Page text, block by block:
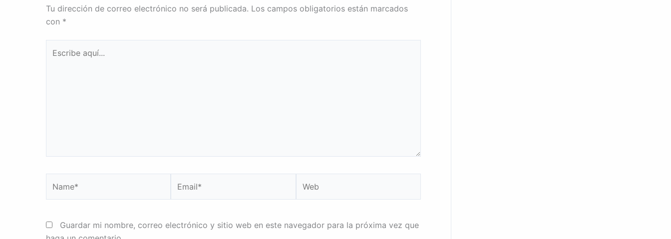
Tu dirección de correo electrónico no será publicada. Los campos obligatorios están marcados
con *
aquí...
Guardar mi nombre, correo electrónico y sitio web en este navegador para la próxima vez que